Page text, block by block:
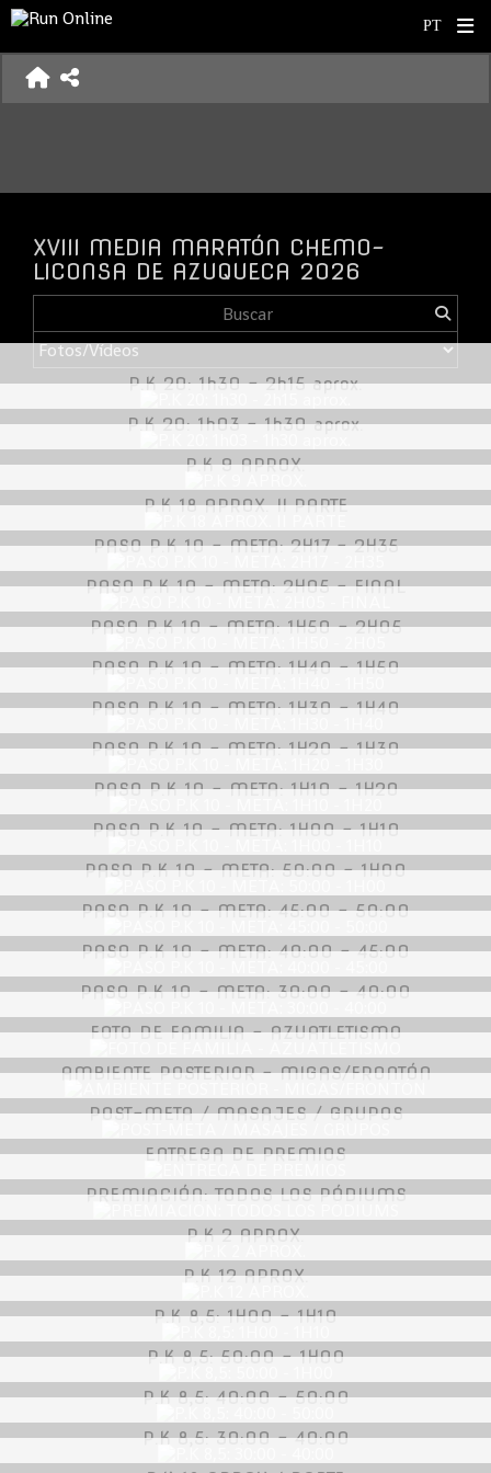
XVIII MEDIA MARATÓN CHEMO-
LICONSA DE AZUQUECA 2026
P.K 20: 1h30 - 2h15 aprox.
P.K 20: 1h03 - 1h30 aprox.
P.K 9 APROX.
P.K 18 APROX. II PARTE
PASO P.K 10 - META: 2H17 - 2H35
PASO P.K 10 - META: 2H05 - FINAL
PASO P.K 10 - META: 1H50 - 2H05
PASO P.K 10 - META: 1H40 - 1H50
PASO P.K 10 - META: 1H30 - 1H40
PASO P.K 10 - META: 1H20 - 1H30
PASO P.K 10 - META: 1H10 - 1H20
PASO P.K 10 - META: 1H00 - 1H10
PASO P.K 10 - META: 50:00 - 1H00
PASO P.K 10 - META: 45:00 - 50:00
PASO P.K 10 - META: 40:00 - 45:00
PASO P.K 10 - META: 30:00 - 40:00
FOTO DE FAMILIA - AZUATLETISMO
AMBIENTE POSTERIOR - MIGAS/FRONTÓN
POST-META / MASAJES / GRUPOS
ENTREGA DE PREMIOS
PREMIACIÓN: TODOS LOS PÓDIUMS
P.K 2 APROX.
P.K 12 APROX.
P.K 8,5: 1H00 - 1H10
P.K 8,5: 50:00 - 1H00
P.K 8,5: 40:00 - 50:00
P.K 8,5: 30:00 - 40:00